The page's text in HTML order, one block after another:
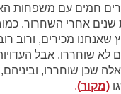
חמים עם משפחות
שנים אחרי השחרור.
שאנחנו מכירים, ורוב
לא שוחררו. אבל
שכן שוחררו,
(מקור).